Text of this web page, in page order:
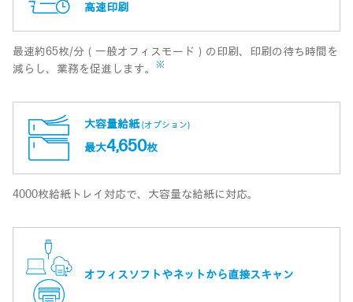
高速印刷
最速約65枚/分（一般オフィスモード）の印刷、印刷の待ち時間を
減らし、業務を促進します。
※
大容量給紙(オプション)
最大4,650枚
4000枚給紙トレイ対応で、大容量な給紙に対応。
オフィスソフトやネットから直接スキャン